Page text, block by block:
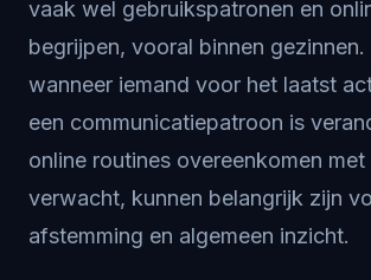
vaak wel gebruikspatronen en
begrijpen, vooral binnen gezinnen.
wanneer iemand voor het laatst
een communicatiepatroon is
online routines overeenkomen
verwacht, kunnen belangrijk zijn
afstemming en algemeen inzicht.